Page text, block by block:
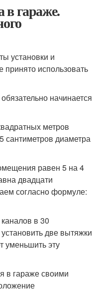
гараже.
установки и
использовать
начинается
метров
сантиметров диаметра
равен 5 на 4
двадцати
согласно формуле:
в 30
две вытяжки
уменьшить эту
в гараже своими